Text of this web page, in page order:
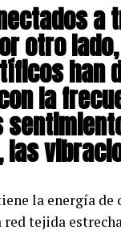
a
otro
han
la
las
la energía de
red tejida